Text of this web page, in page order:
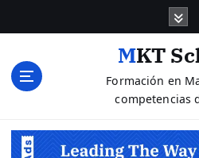
MKT
Formación en
competencias